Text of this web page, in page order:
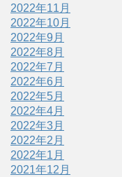
2022年11月
2022年10月
2022年9月
2022年8月
2022年7月
2022年6月
2022年5月
2022年4月
2022年3月
2022年2月
2022年1月
2021年12月